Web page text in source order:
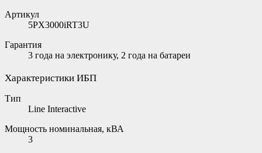
Артикул
5PX3000iRT3U
Гарантия
3 года на электронику, 2 года на батареи
Характеристики ИБП
Тип
Line Interactive
Мощность номинальная, кВА
3